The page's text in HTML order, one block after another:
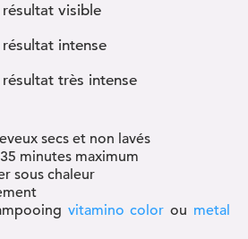
visible
intense
très intense
secs et non lavés
minutes maximum
sous chaleur
vitamino color ou metal